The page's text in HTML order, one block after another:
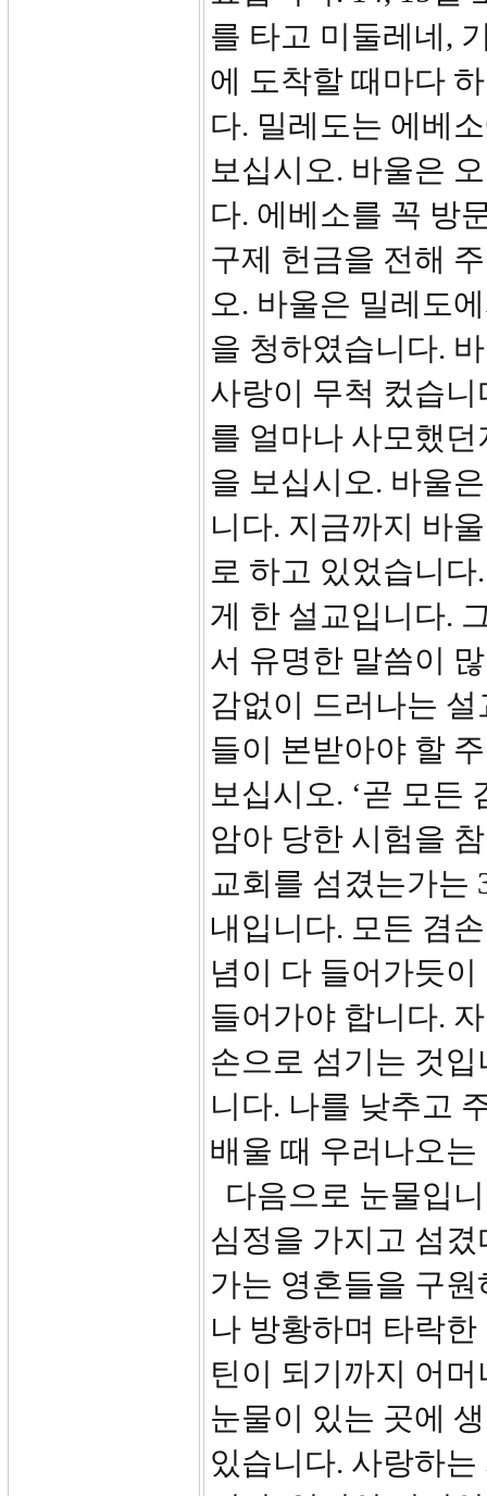
를 타고 미둘레네,
에 도착할 때마다
다. 밀레도는 에베
보십시오. 바울은
다. 에베소를 꼭 방
구제 헌금을 전해
오. 바울은 밀레도
을 청하였습니다.
사랑이 무척 컸습
를 얼마나 사모했
을 보십시오. 바울
니다. 지금까지 바
로 하고 있었습니
게 한 설교입니다.
서 유명한 말씀이
감없이 드러나는
들이 본받아야 할
보십시오. ‘곧 모든
암아 당한 시험을
교회를 섬겼는가는
내입니다. 모든 겸
념이 다 들어가듯
들어가야 합니다.
손으로 섬기는 것
니다. 나를 낮추고
배울 때 우러나오는
다음으로 눈물입
심정을 가지고 섬
가는 영혼들을 구
나 방황하며 타락
틴이 되기까지 어
눈물이 있는 곳에
있습니다. 사랑하